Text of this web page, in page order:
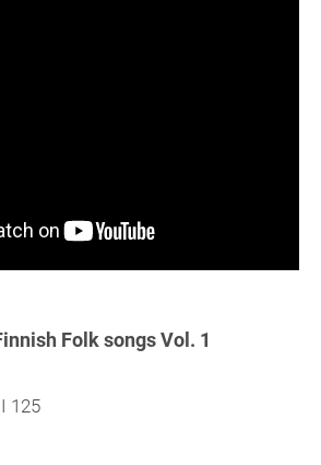
Folk songs Vol. 1
125